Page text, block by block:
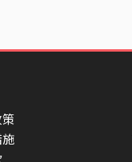
策
施